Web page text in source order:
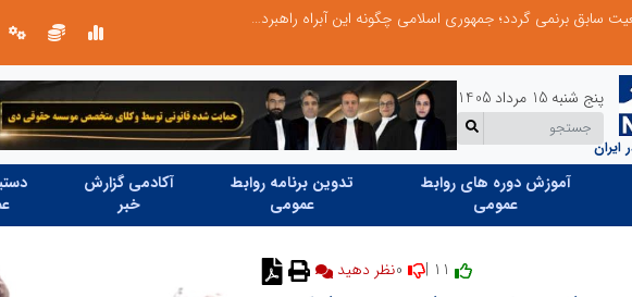
تنگه هرمز دیگر به وضعیت سابق برنمی گردد؛ جمهوری اسلامی چگونه این آبراه راهبردی را به دال مرکزی نظم امنیتی جدید غرب آسیا تبدیل می کند؟ دکتر مرتضی پرهیزگار: نسخه نجات
ایران
پنج شنبه 15 مرداد 1405
آموزش دوره های روابط
عمومی
تدوین برنامه روابط
عمومی
آکادمی گزارش
خبر
نظر دهید